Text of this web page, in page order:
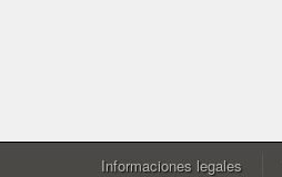
Informaciones legales